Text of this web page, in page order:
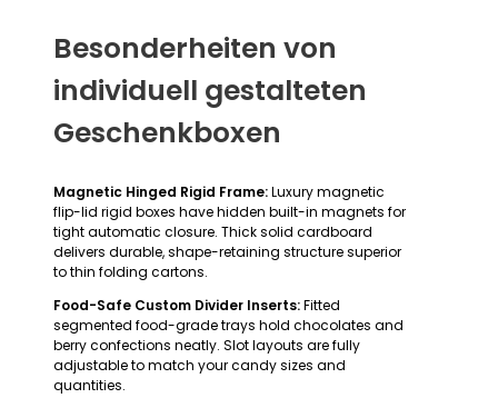
Besonderheiten von
individuell gestalteten
Geschenkboxen
Magnetic Hinged Rigid Frame:Luxury magnetic
flip-lid rigid boxes have hidden built-in magnets for
tight automatic closure. Thick solid cardboard
delivers durable, shape-retaining structure superior
to thin folding cartons.
Food-Safe Custom Divider Inserts:Fitted
segmented food-grade trays hold chocolates and
berry confections neatly. Slot layouts are fully
adjustable to match your candy sizes and
quantities.